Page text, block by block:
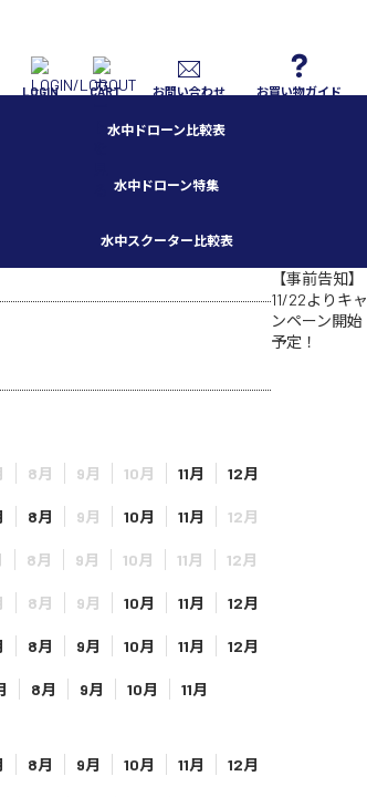
LOGIN CART お問い合わせ お買い物ガイド
水中ドローン比較表
水中ドローン特集
水中スクーター比較表
いち早くお知らせしています▲
8月 9月 10月 11月 12月
8月 9月 10月 11月 12月
8月 9月 10月 11月 12月
8月 9月 10月 11月 12月
8月 9月 10月 11月 12月
8月 9月 10月
11月
8月 9月 10月 11月 12月
【事前告知】
11/22よりキャ
ンペーン開始
予定！